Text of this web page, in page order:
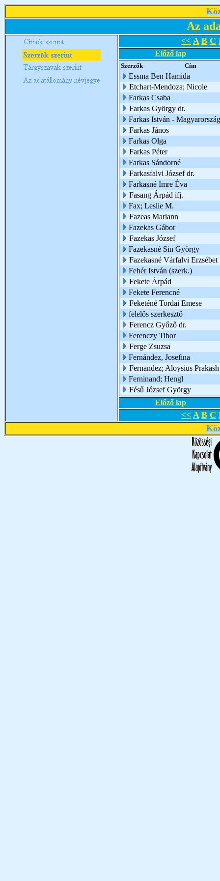
Az
<< A B C
Előző lap
Szerzők Cím
Essma Ben Hamida
Etchart-Mendoza; Nicole
Farkas Csaba
Farkas György dr.
Farkas István - Magyarország
Farkas János
Farkas Olga
Farkas Péter
Farkas Sándorné
Farkasfalvi József dr.
Farkasné Imre Éva
Fasang Árpád ifj.
Fax; Leslie M.
Fazeas Mariann
Fazekas Gábor
Fazekas József
Fazekasné Sin György
Fazekasné Várfalvi Erzsébet
Fehér István (szerk.)
Fekete Árpád
Fekete Ferencné
Feketéné Tordai Emese
felelős szerkesztő
Ferencz Győző dr.
Ferenczy Tibor
Ferge Zsuzsa
Fernández, Josefina
Fernandez; Aloysius Prakash
Ferninand; Hengl
Fésű József György
Előző lap
<< A B C